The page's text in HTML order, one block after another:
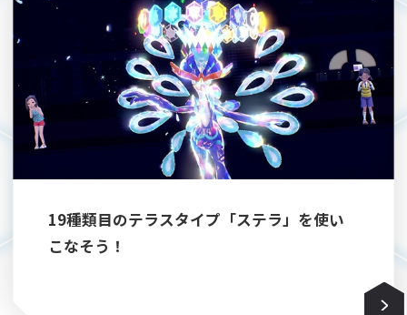
19種類目のテラスタイプ「ステラ」を使い
こなそう！